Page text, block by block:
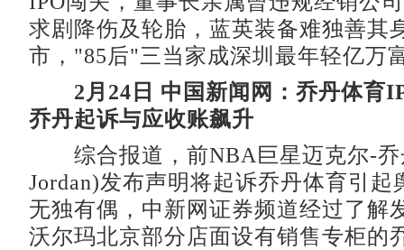
求剧降伤及轮胎，蓝英装备难独善其
市，"85后"三当家成深圳最年轻亿万
2月24日 中国新闻网：乔丹体育
乔丹起诉与应收账飙升
综合报道，前NBA巨星迈克尔-乔
Jordan)发布声明将起诉乔丹体育引起
无独有偶，中新网证券频道经过了解
沃尔玛北京部分店面设有销售专柜的